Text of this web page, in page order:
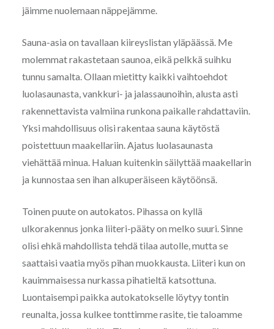
jäimme nuolemaan näppejämme.
Sauna-asia on tavallaan kiireyslistan yläpäässä. Me
molemmat rakastetaan saunoa, eikä pelkkä suihku
tunnu samalta. Ollaan mietitty kaikki vaihtoehdot
luolasaunasta, vankkuri- ja jalassaunoihin, alusta asti
rakennettavista valmiina runkona paikalle rahdattaviin.
Yksi mahdollisuus olisi rakentaa sauna käytöstä
poistettuun maakellariin. Ajatus luolasaunasta
viehättää minua. Haluan kuitenkin säilyttää maakellarin
ja kunnostaa sen ihan alkuperäiseen käytöönsä.
Toinen puute on autokatos. Pihassa on kyllä
ulkorakennus jonka liiteri-pääty on melko suuri. Sinne
olisi ehkä mahdollista tehdä tilaa autolle, mutta se
saattaisi vaatia myös pihan muokkausta. Liiteri kun on
kauimmaisessa nurkassa pihatieltä katsottuna.
Luontaisempi paikka autokatokselle löytyy tontin
reunalta, jossa kulkee tonttimme rasite, tie taloamme